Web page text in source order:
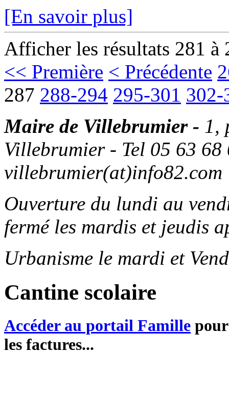
[En savoir plus]
Afficher les résultats 281 à
<< Première < Précédente
287 288-294 295-301 302-
Maire de Villebrumier - 1,
Villebrumier - Tel 05 63
villebrumier(at)info82.com
Ouverture du lundi au
fermé les mardis et jeudis
Urbanisme le mardi et
Cantine scolaire
Accéder au portail Famille
les factures...